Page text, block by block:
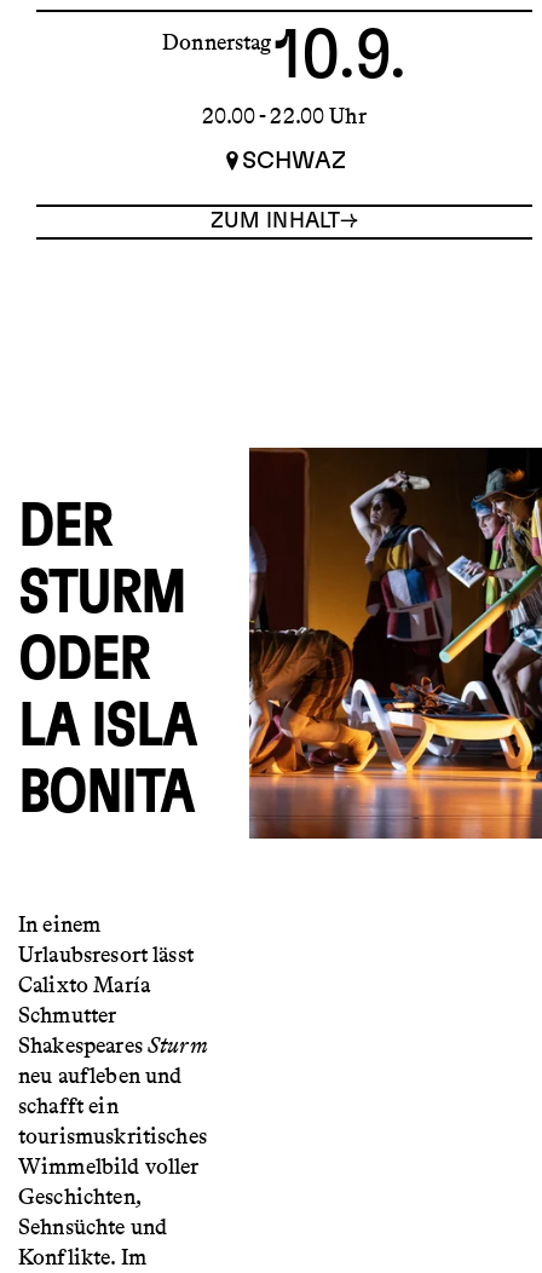
Donnerstag10.9.
20.00 - 22.00 Uhr
SCHWAZ
ZUM INHALT
DER
STURM
ODER
LA ISLA
BONITA
In einem
Urlaubsresort lässt
Calixto María
Schmutter
ShakespearesSturm
neu aufleben und
schafft ein
tourismuskritisches
Wimmelbild voller
Geschichten,
Sehnsüchte und
Konflikte. Im